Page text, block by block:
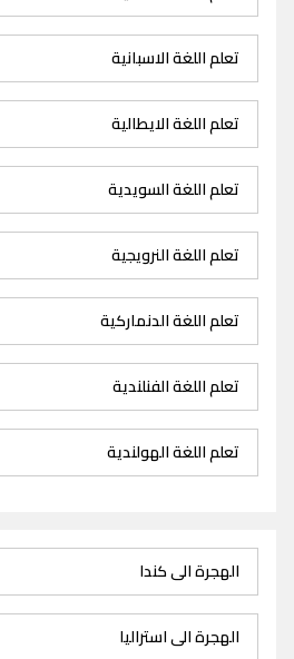
تعلم اللغة الاسبانية
تعلم اللغة الايطالية
تعلم اللغة السويدية
تعلم اللغة النرويجية
تعلم اللغة الدنماركية
تعلم اللغة الفنلندية
تعلم اللغة الهولندية
الهجرة الى كندا
الهجرة الى استراليا